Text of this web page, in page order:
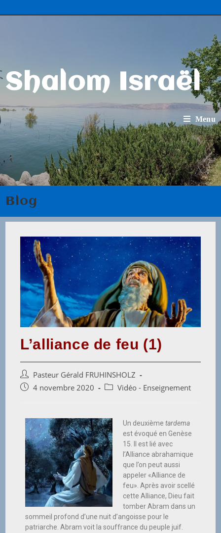
Shalom Israël
Menu
Blog
L’alliance de feu (1)
Pasteur Gérald FRUHINSHOLZ
4 novembre 2020
Vidéo - Enseignement
Un deuxièmetardema
est évoqué en Genèse
15. Il est lié avec
l’Alliance abrahamique
que l’on peut aussi
appeler «Alliance de
feu». Après avoir scellé
cette Alliance, Dieu fait
tomber Abram dans un
sommeil profond d’une nuit d’angoisse pour le
patriarche. Abram voit la souffrance du peuple juif.